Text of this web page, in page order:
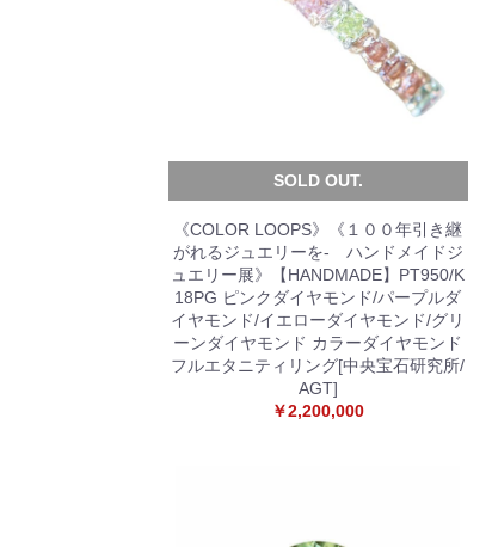
SOLD OUT.
《COLOR LOOPS》《１００年引き継
がれるジュエリーを- ハンドメイドジ
ュエリー展》【HANDMADE】PT950/K
18PG ピンクダイヤモンド/パープルダ
イヤモンド/イエローダイヤモンド/グリ
ーンダイヤモンド カラーダイヤモンド
フルエタニティリング[中央宝石研究所/
AGT]
￥2,200,000